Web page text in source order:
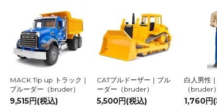
MACK Tip up トラック |
ブルーダー（bruder）
9,515円(税込)
CATブルドーザー | ブル
ーダー（bruder）
5,500円(税込)
白人男性
（bruder
1,760円